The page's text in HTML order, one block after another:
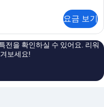
요금 보기
전을 확인하실 수 있어요. 리워
보세요!